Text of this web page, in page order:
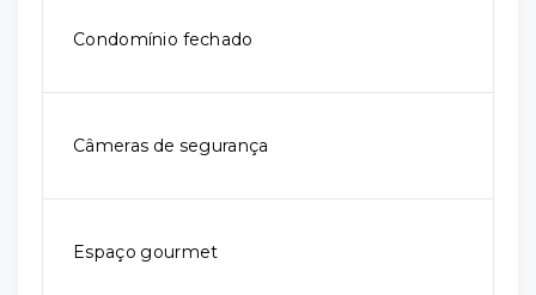
Condomínio fechado
Câmeras de segurança
Espaço gourmet